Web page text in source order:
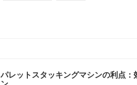
パレットスタッキングマシンの利点